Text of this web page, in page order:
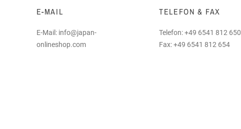
E-MAIL
E-Mail: info@japan-
onlineshop.com
TELEFON & FAX
Telefon: +49 6541 812 650
Fax: +49 6541 812 654